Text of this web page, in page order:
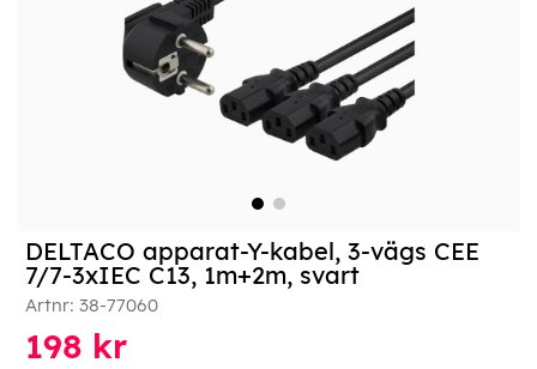
DELTACO apparat-Y-kabel, 3-vägs CEE
7/7-3xIEC C13, 1m+2m, svart
Artnr: 38-77060
198 kr